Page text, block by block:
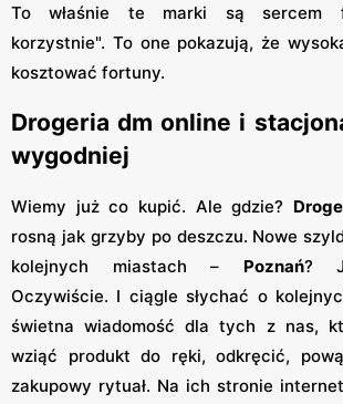
To właśnie te marki są sercem
korzystnie". To one pokazują, że
kosztować fortuny.
Drogeria dm online i
wygodniej
Wiemy już co kupić. Ale gdzie?
rosną jak grzyby po deszczu. Nowe
kolejnych miastach – Poznań?
Oczywiście. I ciągle słychać o
świetna wiadomość dla tych z nas,
wziąć produkt do ręki, odkręcić,
zakupowy rytuał. Na ich stronie